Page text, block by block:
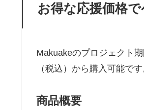
お得な応援価格
Makuakeのプロジェクト
（税込）から購入可能で
商品概要